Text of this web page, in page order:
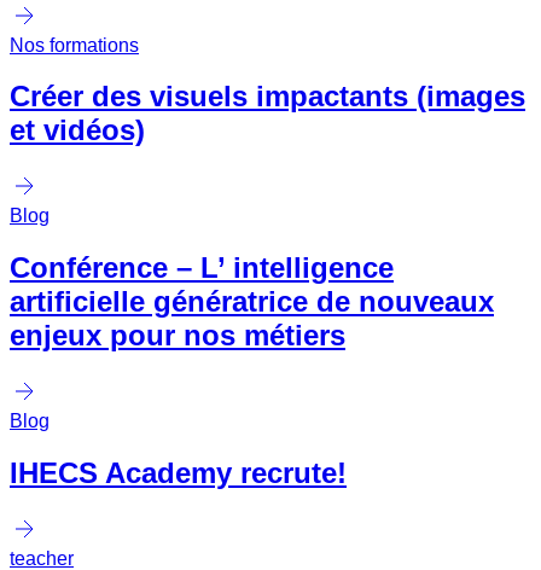
Nos formations
Créer des visuels impactants (images
et vidéos)
Blog
Conférence – L’ intelligence
artificielle génératrice de nouveaux
enjeux pour nos métiers
Blog
IHECS Academy recrute!
teacher